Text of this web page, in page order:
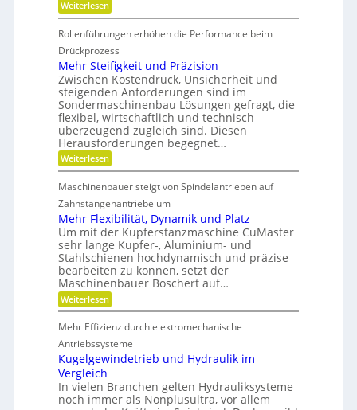
e
h
e
i
s
g
r
a
d
n
f
t
n
d
e
r
K
u
n
s
t
s
t
o
f
f
b
r
a
n
c
h
e
e
t
r
e
b
z
e
i
t
d
a
n
k
l
a
u
s
g
l
e
i
c
h
Weiterlesen:
B
t
t
e
r
e
-
u
n
d
g
e
t
r
i
e
b
l
o
s
Rollenführungen erhöhen die Performance beim
Drückprozess
Mehr Steifigkeit und Präzision
Zwischen Kostendruck, Unsicherheit und
steigenden Anforderungen sind im
Sondermaschinenbau Lösungen gefragt, die
flexibel, wirtschaftlich und technisch
überzeugend zugleich sind. Diesen
Herausforderungen begegnet…
Weiterlesen:
M
h
r
S
t
e
i
f
i
g
k
e
i
t
n
d
r
ä
z
Maschinenbauer steigt von Spindelantrieben auf
Zahnstangenantriebe um
Mehr Flexibilität, Dynamik und Platz
Um mit der Kupferstanzmaschine CuMaster
sehr lange Kupfer-, Aluminium- und
Stahlschienen hochdynamisch und präzise
bearbeiten zu können, setzt der
Maschinenbauer Boschert auf…
Weiterlesen:
M
h
r
F
l
x
i
Mehr Effizienz durch elektromechanische
Antriebssysteme
Kugelgewindetrieb und Hydraulik im
Vergleich
In vielen Branchen gelten Hydrauliksysteme
noch immer als Nonplusultra, vor allem